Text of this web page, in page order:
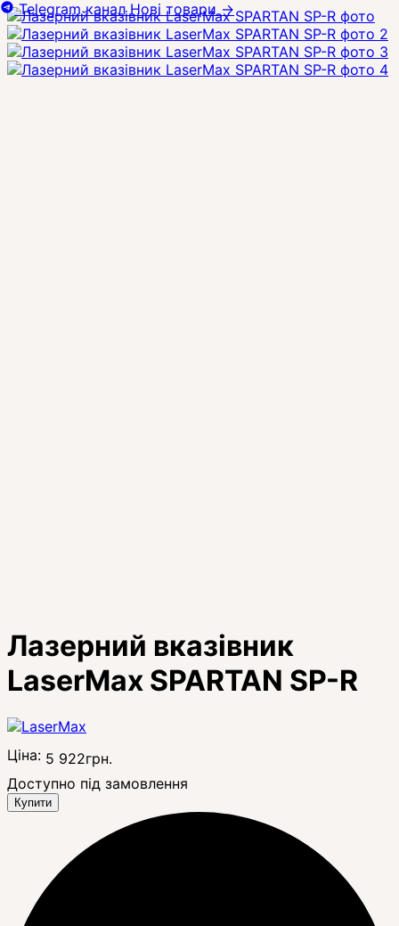
Лазерний вказівник
LaserMax SPARTAN SP-R
Ціна: 5 922грн.
Доступно під замовлення
Купити
Telegram канал Нові товари→